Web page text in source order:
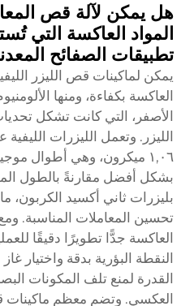
هل يمكن لآلة قص
المواد العاكسة التي
تطبيقات الصفائح
يمكن لماكينات قص الليزر
العاكسة بكفاءة، ومنها
الأصفر، التي كانت تشكل
الليزر. وتعمل الليزرات
١,٠٦ ميكرون، وهي أطوال
بليزرات ثاني أكسيد الكربون،
تحسين المعاملات المناسبة.
العاكسة جدًّا تطويرًا دقيقًا
النقطة البؤرية بدقة واختيار
القدرة لمنع تلف المكونات
العكسي. وتضم معظم ماكينات